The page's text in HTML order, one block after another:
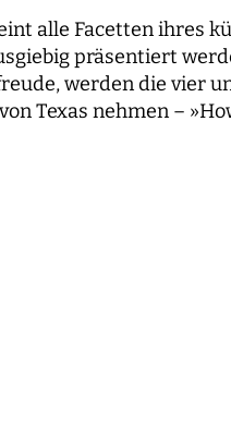
alle Facetten ihres
präsentiert
werden die vier
Texas nehmen –